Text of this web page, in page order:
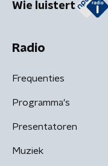
Wie luistert
Radio
Frequenties
Programma's
Presentatoren
Muziek